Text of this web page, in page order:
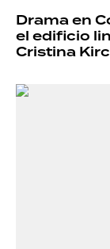
Drama en
el edificio
Cristina